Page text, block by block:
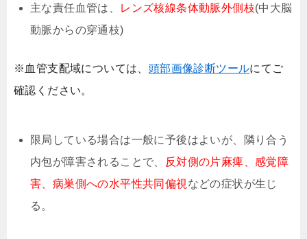
主な責任血管は、 レンズ核線条体動脈外側枝(中大脳
動脈からの穿通枝)
※血管支配域については、 頭部画像診断ツールにてご
確認ください。
限局している場合は一般に予後はよいが、隣り合う
内包が障害されることで、
反対側の片麻痺、感覚障
害、病巣側への水平性共同偏視 などの症状が生じ
る。